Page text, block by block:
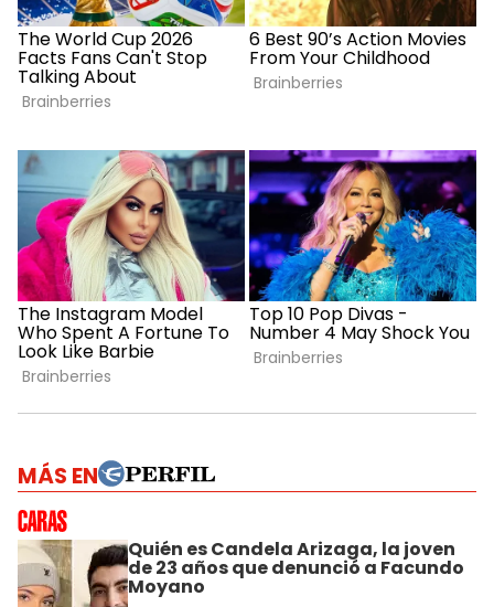
MÁS EN
Quién es Candela Arizaga, la joven
de 23 años que denunció a Facundo
Moyano